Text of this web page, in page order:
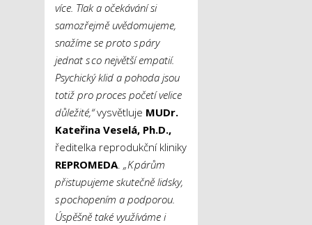
více. Tlak a očekávání si
samozřejmě uvědomujeme,
snažíme se proto s páry
jednat s co největší empatií.
Psychický klid a pohoda jsou
totiž pro proces početí velice
důležité,“vysvětluje MUDr.
Kateřina Veselá, Ph.D.,
ředitelka reprodukční kliniky
REPROMEDA. „K párům
přistupujeme skutečně lidsky,
s pochopením a podporou.
Úspěšně také využíváme i